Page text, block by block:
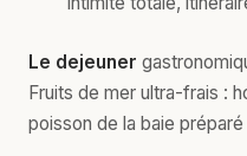
Le dejeuner
Fruits de mer ultra-frais :
poisson de la baie